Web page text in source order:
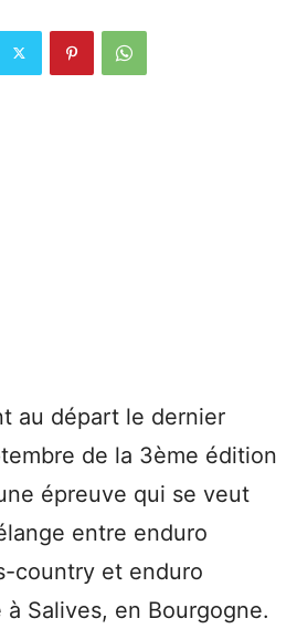
au départ le dernier
de la 3ème édition
épreuve qui se veut
entre enduro
country et enduro
Salives, en Bourgogne.